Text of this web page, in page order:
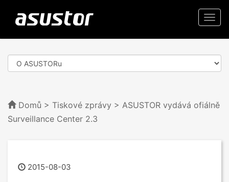
Domů > Tiskové zprávy > ASUSTOR vydává ofiálně
Surveillance Center 2.3
2015-08-03